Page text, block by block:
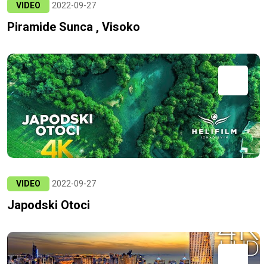
VIDEO 2022-09-27
Piramide Sunca , Visoko
VIDEO 2022-09-27
Japodski Otoci